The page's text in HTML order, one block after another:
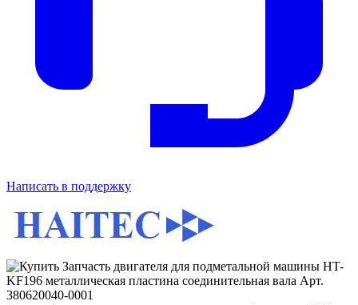
Написать в поддержку